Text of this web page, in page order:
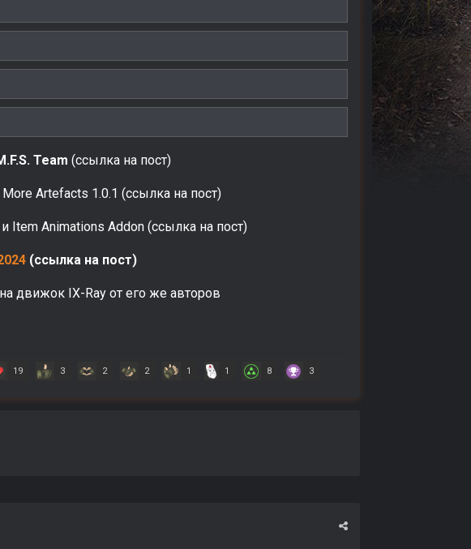
Team (ссылка на пост)
Artefacts 1.0.1 (ссылка на пост)
Item Animations Addon (ссылка на пост)
(ссылка на пост)
движок IX-Ray от его же авторов
19 3 2 2 1 1 8 3